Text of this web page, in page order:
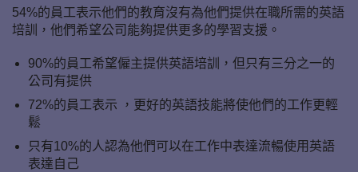
54%的員工表示他們的教育沒有為他們提供在職所需的英語
培訓，他們希望公司能夠提供更多的學習支援。
90%的員工希望僱主提供英語培訓，但只有三分之一的
公司有提供
72%的員工表示 ，更好的英語技能將使他們的工作更輕
鬆
只有10%的人認為他們可以在工作中表達流暢使用英語
表達自己